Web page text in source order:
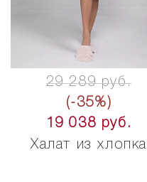
29 289 руб.
(-35%)
19 038 руб.
Халат из хлопка